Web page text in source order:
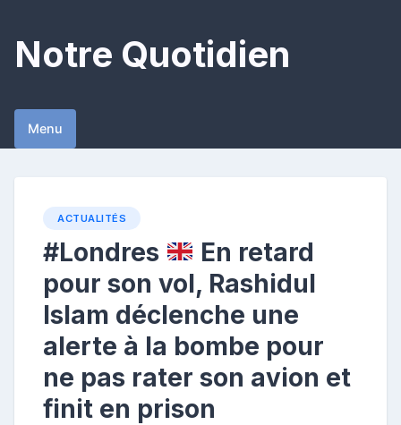
content
Notre Quotidien
Menu
ACTUALITÉS
#Londres
En retard
pour son vol, Rashidul
Islam déclenche une
alerte à la bombe pour
ne pas rater son avion et
finit en prison